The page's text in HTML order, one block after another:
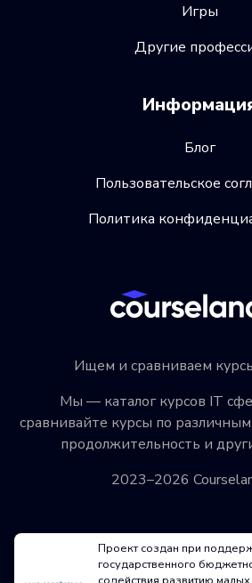
Ищем и сравниваем
Мы — каталог курсов IT
сравнивайте курсы по
продолжительность и
2023–2026
Игры
Другие
Блог
Пользовательское
Политика
Проект создан при
государственного